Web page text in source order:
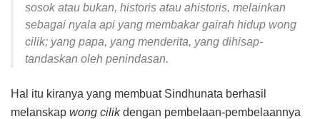
sosok atau bukan, historis atau ahistoris, melainkan
sebagai nyala api yang membakar gairah hidup wong
cilik; yang papa, yang menderita, yang dihisap-
tandaskan oleh penindasan.
Hal itu kiranya yang membuat Sindhunata berhasil
melanskap wong cilikdengan pembelaan-pembelaannya